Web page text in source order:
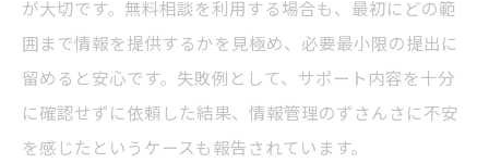
法
専門家への相談で安心できるビザ申請対策
個人情報が漏れないビザ申請手順の工夫
が大切です。無料相談を利用する場合も、最初にどの範
囲まで情報を提供するかを見極め、必要最小限の提出に
留めると安心です。失敗例として、サポート内容を十分
に確認せずに依頼した結果、情報管理のずさんさに不安
を感じたというケースも報告されています。